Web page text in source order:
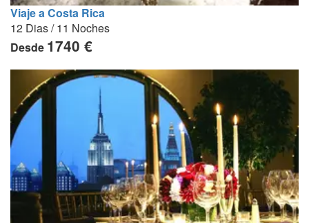
Viaje a Costa Rica
12 Dias / 11 Noches
Desde 1740 €